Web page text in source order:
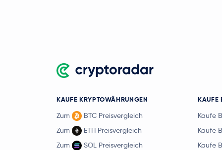
KAUFE KRYPTOWÄHRUNGEN
Zum
BTC Preisvergleich
Zum
ETH Preisvergleich
Zum
SOL Preisvergleich
KAUFE
Kaufe
Kaufe
Kaufe